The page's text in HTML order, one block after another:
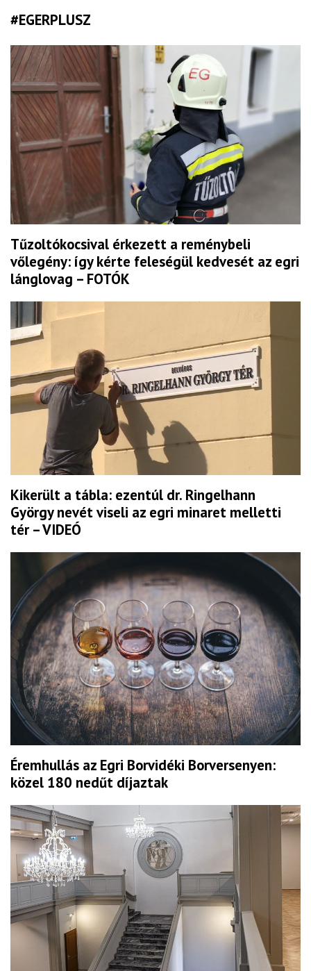
#EGERPLUSZ
Tűzoltókocsival érkezett a reménybeli
vőlegény: így kérte feleségül kedvesét az egri
lánglovag – FOTÓK
Kikerült a tábla: ezentúl dr. Ringelhann
György nevét viseli az egri minaret melletti
tér – VIDEÓ
Éremhullás az Egri Borvidéki Borversenyen:
közel 180 nedűt díjaztak